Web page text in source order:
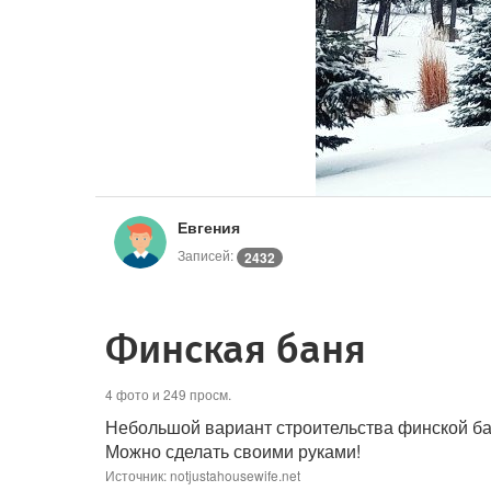
Евгения
Записей: 2432
Финская баня
4 фото и 249 просм.
Небольшой вариант строительства финской
Можно сделать своими руками!
Источник: notjustahousewife.net